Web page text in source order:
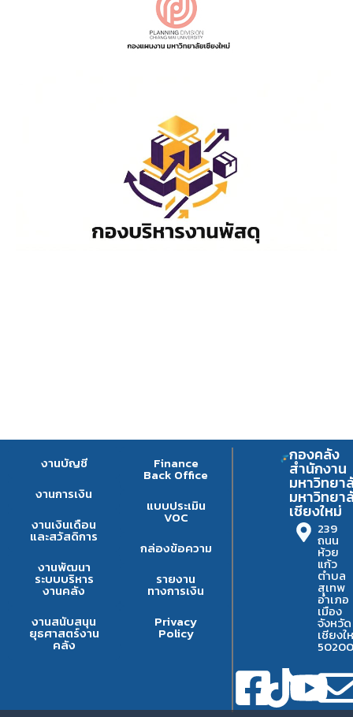
งานบัญชี
งานการเงิน
งานเงินเดือน
และสวัสดิการ
งานพัฒนา
ระบบบริหาร
งานคลัง
งานสนับสนุน
ยุธศาสตร์งาน
คลัง
Finance
Back Office
แบบประเมิน
VOC
กล่องข้อความ
รายงาน
ทางการเงิน
Privacy
Policy
กองคลัง
สำนักงาน
มหาวิทยา
มหาวิทยา
เชียงใหม่
239
ถนน
ห้วย
แก้ว
ตำบล
สุเทพ
อำเภอ
เมือง
จังหวัด
เชียงใ
50200